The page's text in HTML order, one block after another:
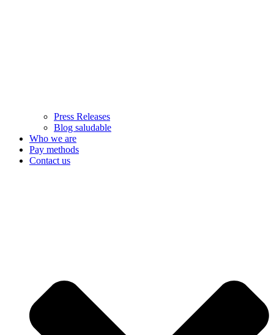
Press Releases
Blog saludable
Who we are
Pay methods
Contact us